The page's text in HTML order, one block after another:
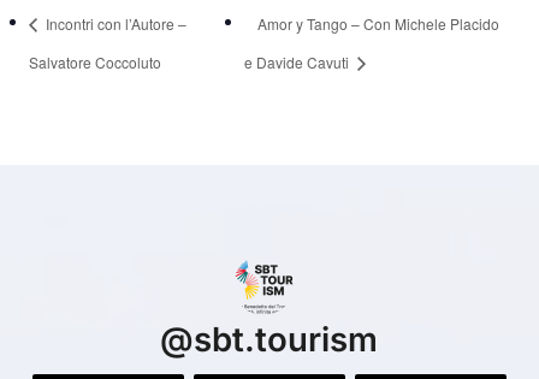
Incontri con l’Autore –
Salvatore Coccoluto
Amor y Tango – Con Michele Placido
e Davide Cavuti
@sbt.tourism